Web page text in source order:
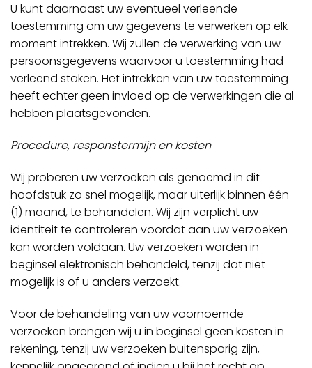
U kunt daarnaast uw eventueel verleende
toestemming om uw gegevens te verwerken op elk
moment intrekken. Wij zullen de verwerking van uw
persoonsgegevens waarvoor u toestemming had
verleend staken. Het intrekken van uw toestemming
heeft echter geen invloed op de verwerkingen die al
hebben plaatsgevonden.
Procedure, responstermijn en kosten
Wij proberen uw verzoeken als genoemd in dit
hoofdstuk zo snel mogelijk, maar uiterlijk binnen één
(1) maand, te behandelen. Wij zijn verplicht uw
identiteit te controleren voordat aan uw verzoeken
kan worden voldaan. Uw verzoeken worden in
beginsel elektronisch behandeld, tenzij dat niet
mogelijk is of u anders verzoekt.
Voor de behandeling van uw voornoemde
verzoeken brengen wij u in beginsel geen kosten in
rekening, tenzij uw verzoeken buitensporig zijn,